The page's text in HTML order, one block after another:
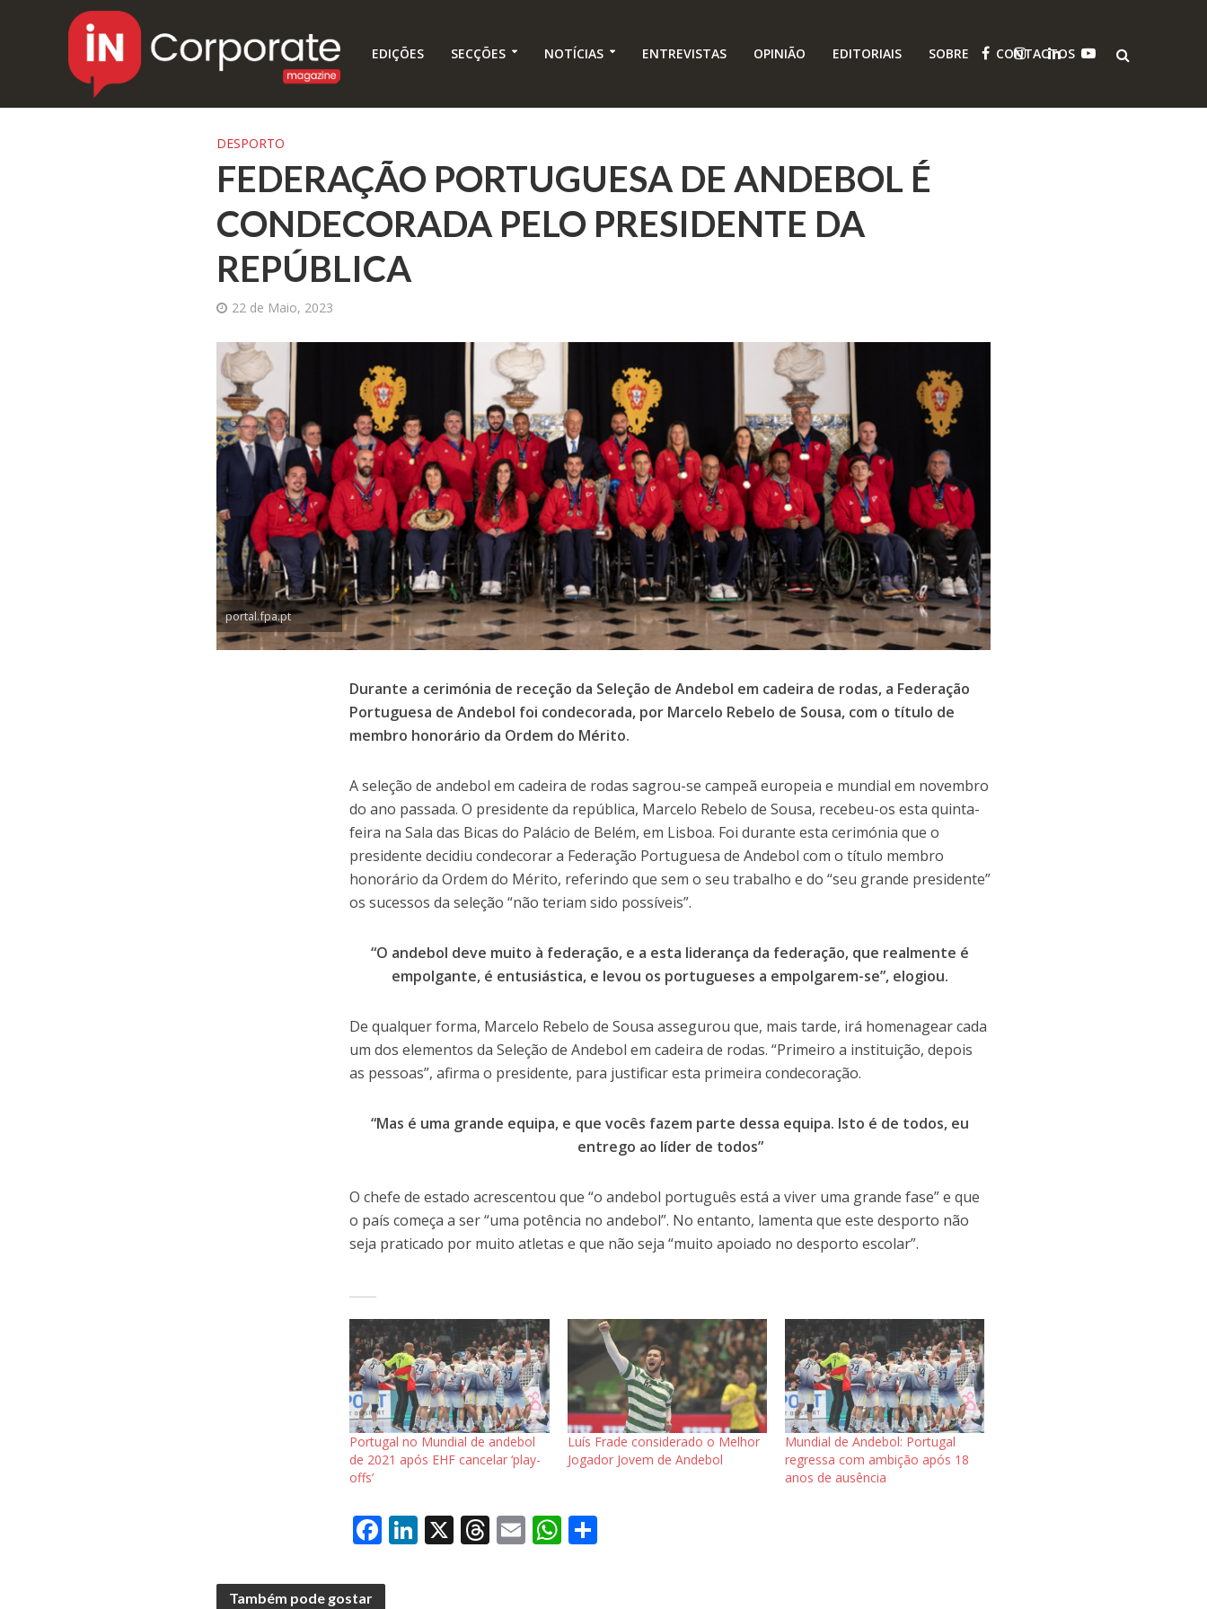
EDIÇÕES SECÇÕES NOTÍCIAS ENTREVISTAS OPINIÃO EDITORIAIS SOBRE CONTACTOS
DESPORTO
FEDERAÇÃO PORTUGUESA DE ANDEBOL É
CONDECORADA PELO PRESIDENTE DA
REPÚBLICA
22 de Maio, 2023
portal.fpa.pt
Durante a cerimónia de receção da Seleção de Andebol em cadeira de rodas, a Federação
Portuguesa de Andebol foi condecorada, por Marcelo Rebelo de Sousa, com o título de
membro honorário da Ordem do Mérito.
A seleção de andebol em cadeira de rodas sagrou-se campeã europeia e mundial em novembro
do ano passada. O presidente da república, Marcelo Rebelo de Sousa, recebeu-os esta quinta-
feira na Sala das Bicas do Palácio de Belém, em Lisboa. Foi durante esta cerimónia que o
presidente decidiu condecorar a Federação Portuguesa de Andebol com o título membro
honorário da Ordem do Mérito, referindo que sem o seu trabalho e do “seu grande presidente”
os sucessos da seleção “não teriam sido possíveis”.
“O andebol deve muito à federação, e a esta liderança da federação, que realmente é
empolgante, é entusiástica, e levou os portugueses a empolgarem-se”, elogiou.
De qualquer forma, Marcelo Rebelo de Sousa assegurou que, mais tarde, irá homenagear cada
um dos elementos da Seleção de Andebol em cadeira de rodas. “Primeiro a instituição, depois
as pessoas”, afirma o presidente, para justificar esta primeira condecoração.
“Mas é uma grande equipa, e que vocês fazem parte dessa equipa. Isto é de todos, eu
entrego ao líder de todos”
O chefe de estado acrescentou que “o andebol português está a viver uma grande fase” e que
o país começa a ser “uma potência no andebol”. No entanto, lamenta que este desporto não
seja praticado por muito atletas e que não seja “muito apoiado no desporto escolar”.
Portugal no Mundial de andebol
de 2021 após EHF cancelar ‘play-
offs’
Luís Frade considerado o Melhor
Jogador Jovem de Andebol
Mundial de Andebol: Portugal
regressa com ambição após 18
anos de ausência
F
e
Li X T E W
Também pode gostar